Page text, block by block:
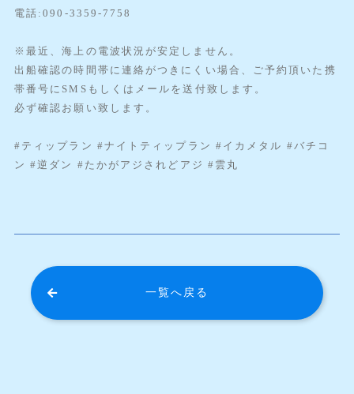
電話:090-3359-7758
※最近、海上の電波状況が安定しません。
出船確認の時間帯に連絡がつきにくい場合、ご予約頂いた携
帯番号にSMSもしくはメールを送付致します。
必ず確認お願い致します。
#ティップラン #ナイトティップラン #イカメタル #バチコ
ン #逆ダン #たかがアジされどアジ #雲丸
一覧へ戻る